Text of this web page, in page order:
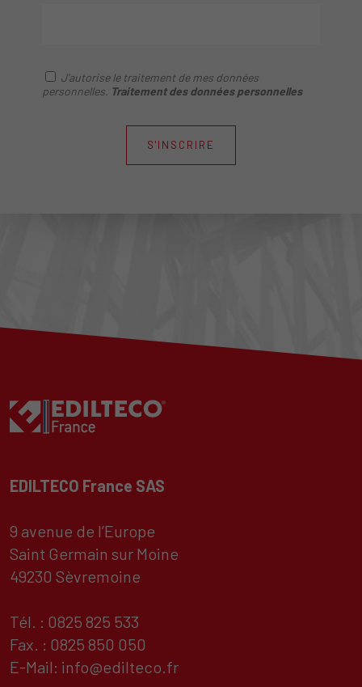
J'autorise le traitement de mes données
personnelles. Traitement des données personnelles
S'INSCRIRE
EDILTECO France SAS
9 avenue de l’Europe
Saint Germain sur Moine
49230 Sèvremoine
Tél. : 0825 825 533
Fax. : 0825 850 050
E-Mail: info@edilteco.fr